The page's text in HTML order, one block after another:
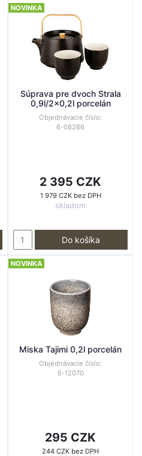
NOVINKA
Súprava pre dvoch Strala
0,9l/2x0,2l porcelán
Objednávacie číslo:
6-08266
2 395 CZK
1 979 CZK bez DPH
skladom
Do košíka
NOVINKA
Miska Tajimi 0,2l porcelán
Objednávacie číslo:
6-12070
295 CZK
244 CZK bez DPH